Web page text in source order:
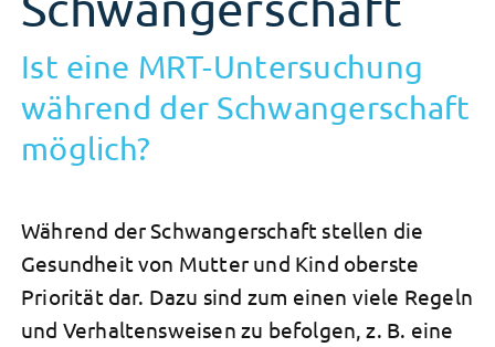
Ist eine MRT-Untersuchung
während der Schwangerschaft
möglich?
Während der Schwangerschaft stellen die
Gesundheit von Mutter und Kind oberste
Priorität dar. Dazu sind zum einen viele Regeln
und Verhaltensweisen zu befolgen, z. B. eine